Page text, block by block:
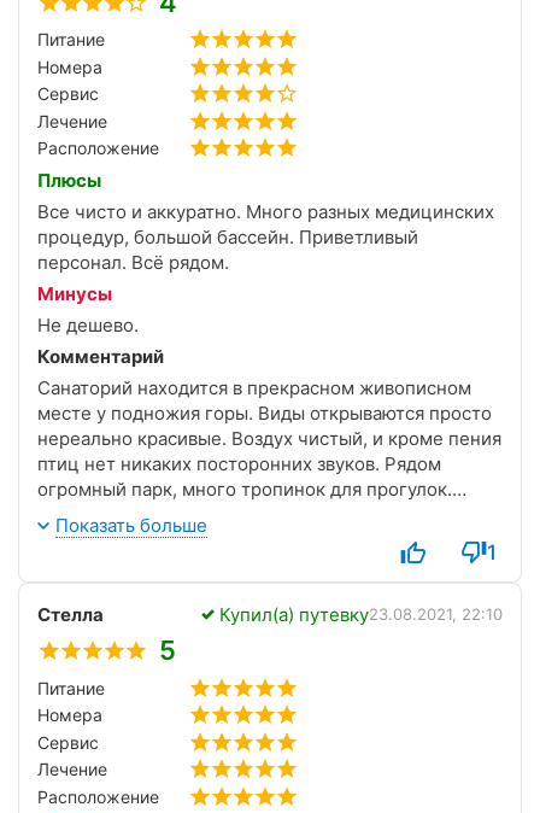
Питание
Номера
Сервис
Лечение
Расположение
Плюсы
Все чисто и аккуратно. Много разных медицинских
процедур, большой бассейн. Приветливый
персонал. Всё рядом.
Минусы
Не дешево.
Комментарий
Санаторий находится в прекрасном живописном
месте у подножия горы. Виды открываются просто
нереально красивые. Воздух чистый, и кроме пения
птиц нет никаких посторонних звуков. Рядом
огромный парк, много тропинок для прогулок.
Персонал в большинстве своём вежливый и
приветливый. Все чисто и аккуратно. В столовой
неплохой выбор блюд, все вкусно (если не
забывать, что это питание санаторное, а не «все
включено» на каком-нибудь зарубежном курорте).
Рекомендую!
Показать больше
1
Стелла Купил(а) путевку23.08.2021, 22:10
5
Питание
Номера
Сервис
Лечение
Расположение